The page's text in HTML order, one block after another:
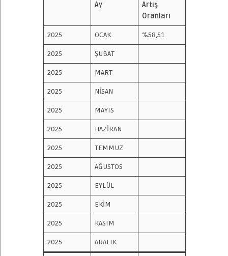
Ay
Artış
Oranları
2025 OCAK %58,51
2025 ŞUBAT
2025 MART
2025 NİSAN
2025 MAYIS
2025 HAZİRAN
2025 TEMMUZ
2025 AĞUSTOS
2025 EYLÜL
2025 EKİM
2025 KASIM
2025 ARALIK